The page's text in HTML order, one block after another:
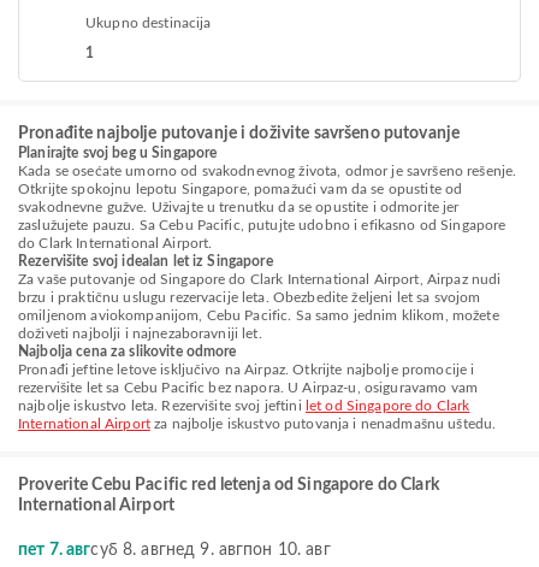
Ukupno destinacija
1
Pronađite najbolje putovanje i doživite savršeno putovanje
Planirajte svoj beg u Singapore
Kada se osećate umorno od svakodnevnog života, odmor je savršeno rešenje.
Otkrijte spokojnu lepotu Singapore, pomažući vam da se opustite od
svakodnevne gužve. Uživajte u trenutku da se opustite i odmorite jer
zaslužujete pauzu. Sa Cebu Pacific, putujte udobno i efikasno od Singapore
do Clark International Airport.
Rezervišite svoj idealan let iz Singapore
Za vaše putovanje od Singapore do Clark International Airport, Airpaz nudi
brzu i praktičnu uslugu rezervacije leta. Obezbedite željeni let sa svojom
omiljenom aviokompanijom, Cebu Pacific. Sa samo jednim klikom, možete
doživeti najbolji i najnezaboravniji let.
Najbolja cena za slikovite odmore
Pronađi jeftine letove isključivo na Airpaz. Otkrijte najbolje promocije i
rezervišite let sa Cebu Pacific bez napora. U Airpaz-u, osiguravamo vam
najbolje iskustvo leta. Rezervišite svoj jeftini let od Singapore do Clark
International Airportza najbolje iskustvo putovanja i nenadmašnu uštedu.
Proverite Cebu Pacific red letenja od Singapore do Clark
International Airport
пет 7. авгсуб 8. авгнед 9. авгпон 10. авг